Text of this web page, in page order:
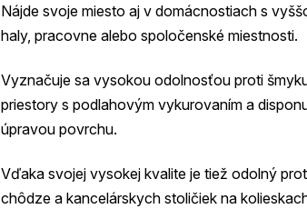
Nájde svoje miesto aj v domácnostiach s
haly, pracovne alebo spoločenské miestnosti.
Vyznačuje sa vysokou odolnosťou proti
priestory s podlahovým vykurovaním a
úpravou povrchu.
Vďaka svojej vysokej kvalite je tiež odolný
chôdze a kancelárskych stoličiek na